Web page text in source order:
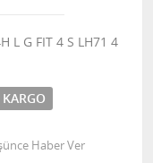
L G FIT 4 S LH71 4
Haber Ver